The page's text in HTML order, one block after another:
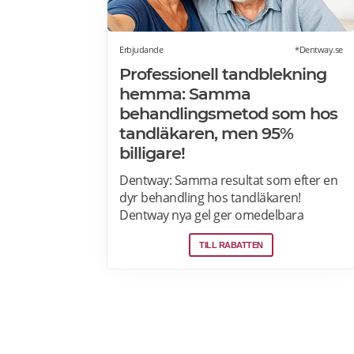
Erbjudande *Dentway.se
Professionell tandblekning
hemma: Samma
behandlingsmetod som hos
tandläkaren, men 95%
billigare!
Dentway: Samma resultat som efter en
dyr behandling hos tandläkaren!
Dentway nya gel ger omedelbara
resultat redan efter 10 minuter och
verkar helt utan ilningar eller irritation i
TILL RABATTEN